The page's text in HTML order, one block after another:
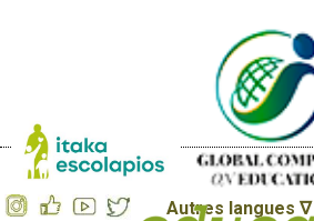
Autres langues ∇